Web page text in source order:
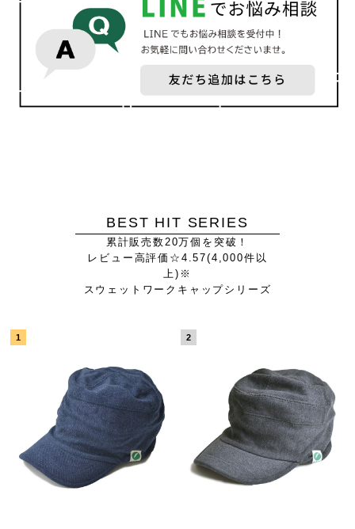
BEST HIT SERIES
累計販売数20万個を突破！
レビュー高評価☆4.57(4,000件以
上)※
スウェットワークキャップシリーズ